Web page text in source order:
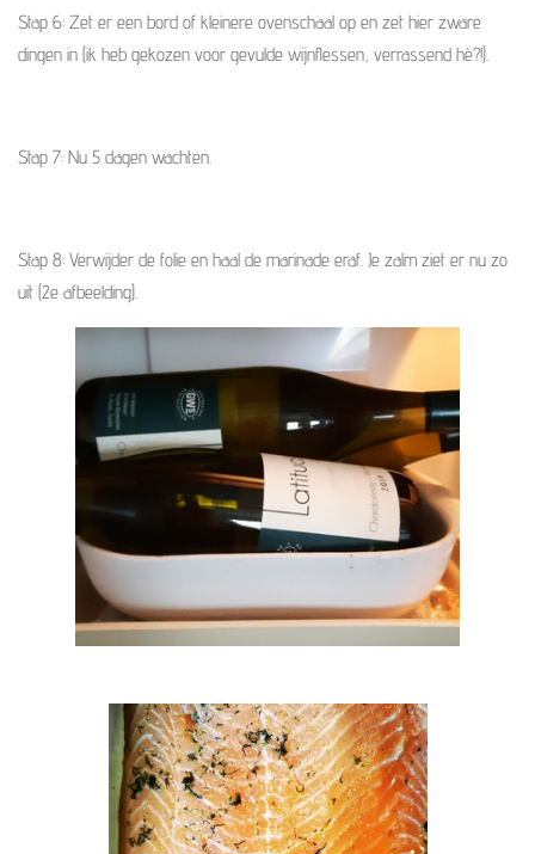
Stap 6: Zet er een bord of kleinere ovenschaal op en zet hier zware
dingen in (ik heb gekozen voor gevulde wijnflessen, verrassend hè?!).
Stap 7: Nu 5 dagen wachten.
Stap 8: Verwijder de folie en haal de marinade eraf. Je zalm ziet er nu zo
uit (2e afbeelding).